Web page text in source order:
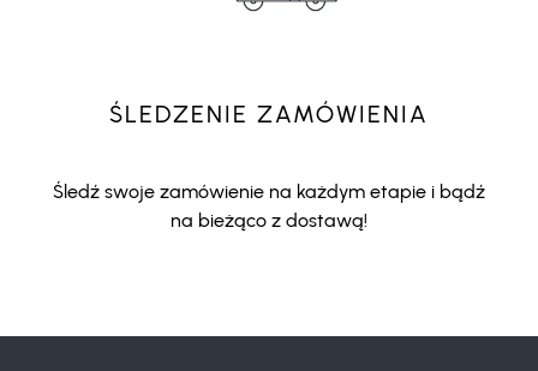
ŚLEDZENIE ZAMÓWIENIA
Śledź swoje zamówienie na każdym etapie i bądź
na bieżąco z dostawą!